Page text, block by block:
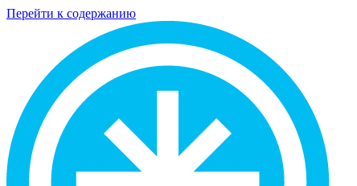
Перейти к содержанию